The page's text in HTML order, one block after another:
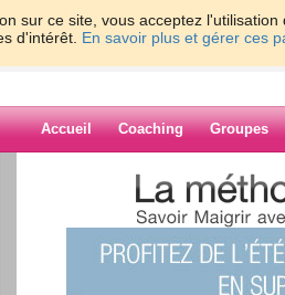
sur ce site, vous acceptez
d'intérêt. En savoir plus et gérer ces
Accueil Coaching Groupes
>
Blog de vini85